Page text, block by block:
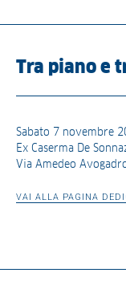
Tra piano e
Sabato 7 novembre
Ex Caserma De
Via Amedeo
VAI ALLA PAGINA